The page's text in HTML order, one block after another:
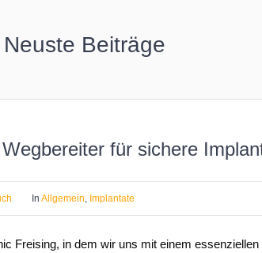
Neuste Beiträge
für sichere
InAllgemein Implantate
Freising, in dem wir uns mit einem